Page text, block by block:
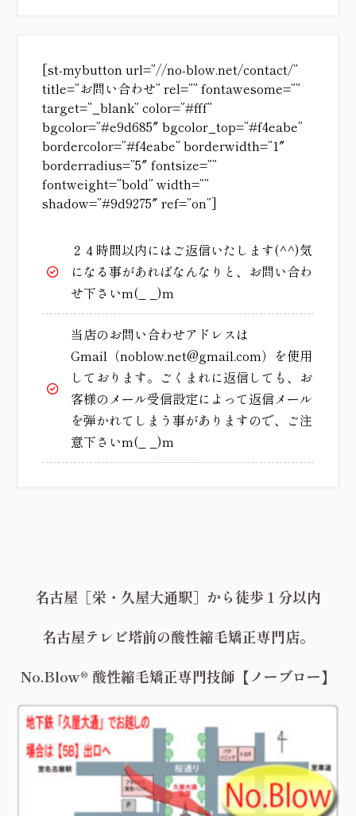
[st-mybutton url=”//no-blow.net/contact/”
title=”お問い合わせ” rel=”” fontawesome=””
target=”_blank” color=”#fff”
bgcolor=”#e9d685″ bgcolor_top=”#f4eabe”
bordercolor=”#f4eabe” borderwidth=”1″
borderradius=”5″ fontsize=””
fontweight=”bold” width=””
shadow=”#9d9275″ ref=”on”]
２４時間以内にはご返信いたします(^^)気
になる事があればなんなりと、お問い合わ
せ下さいm(_ _)m
当店のお問い合わせアドレスは
Gmail（noblow.net@gmail.com）を使用
しております。ごくまれに返信しても、お
客様のメール受信設定によって返信メール
を弾かれてしまう事がありますので、ご注
意下さいm(_ _)m
名古屋［栄・久屋大通駅］から徒歩１分以内
名古屋テレビ塔前の酸性縮毛矯正専門店。
No.Blow® 酸性縮毛矯正専門技師【ノーブロー】